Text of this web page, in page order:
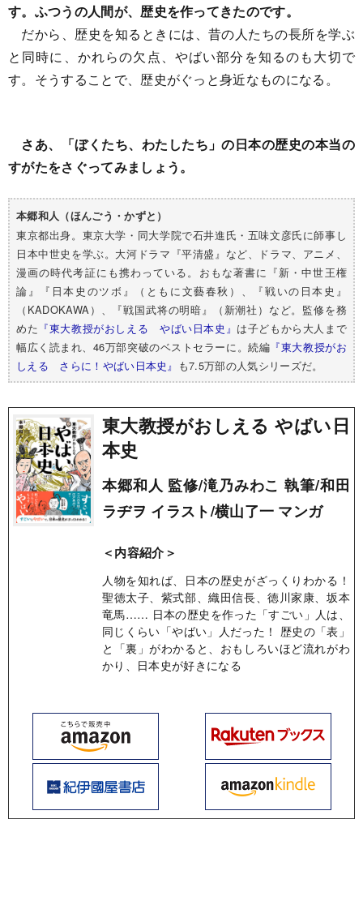
す。ふつうの人間が、歴史を作ってきたのです。
だから、歴史を知るときには、昔の人たちの長所を学ぶ
と同時に、かれらの欠点、やばい部分を知るのも大切で
す。そうすることで、歴史がぐっと身近なものになる。
さあ、「ぼくたち、わたしたち」の日本の歴史の本当の
すがたをさぐってみましょう。
本郷和人（ほんごう・かずと）
東京都出身。東京大学・同大学院で石井進氏・五味文彦氏に師事し
日本中世史を学ぶ。大河ドラマ『平清盛』など、ドラマ、アニメ、
漫画の時代考証にも携わっている。おもな著書に『新・中世王権
論』『日本史のツボ』（ともに文藝春秋）、『戦いの日本史』
（KADOKAWA）、『戦国武将の明暗』（新潮社）など。監修を務
めた 『東大教授がおしえる やばい日本史』 は子どもから大人まで
幅広く読まれ、46万部突破のベストセラーに。続編 『東大教授がお
しえる さらに！やばい日本史』 も7.5万部の人気シリーズだ。
東大教授がおしえる やばい日
本史
本郷和人 監修/滝乃みわこ 執筆/和田
ラヂヲ イラスト/横山了一 マンガ
＜内容紹介＞
人物を知れば、日本の歴史がざっくりわかる！
聖徳太子、紫式部、織田信長、徳川家康、坂本
竜馬…… 日本の歴史を作った「すごい」人は、
同じくらい「やばい」人だった！ 歴史の「表」
と「裏」がわかると、おもしろいほど流れがわ
かり、日本史が好きになる